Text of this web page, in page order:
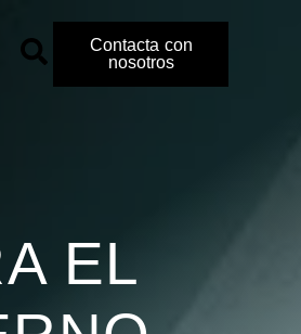
Contacta con
nosotros
EL